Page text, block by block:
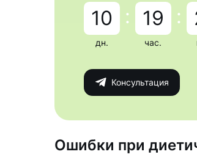
10
дн.
: 19
час.
:
Консультация
Ошибки при